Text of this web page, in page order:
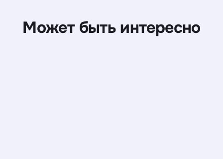
Может быть интересно